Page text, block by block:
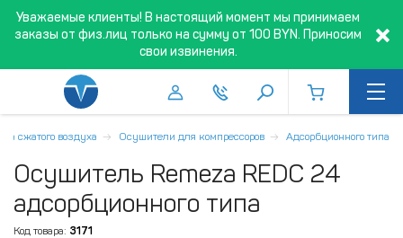
Уважаемые клиенты! В настоящий момент мы принимаем
заказы от физ.лиц только на сумму от 100 BYN. Приносим
свои извинения.
сжатого воздуха Осушители для компрессоров Адсорбционного типа
Осушитель Remeza REDC 24
адсорбционного типа
Код товара: 3171